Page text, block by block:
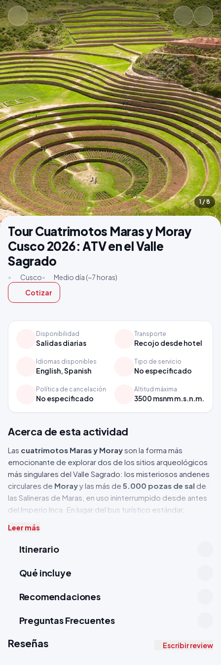
1 / 8
Tour Cuatrimotos Maras y Moray
Cusco 2026: ATV en el Valle
Sagrado
• Cusco•
Medio día (~7 horas)
Cotizar
Disponibilidad
Salidas diarias
Transporte
Recojo desde hotel
Idiomas disponibles
English, Spanish
Tipo de servicio
No especificado
Política de cancelación
No especificado
Altitud máxima
3500 msnm m.s.n.m.
Acerca de esta actividad
Las cuatrimotos Maras y Morayson la forma más
emocionante de explorar dos de los sitios arqueológicos
más singulares del Valle Sagrado: los misteriosos andenes
circulares de Morayy las más de 5.000 pozas de sal de
las Salineras de Maras, en uso ininterrumpido desde antes
del Imperio Inca. En lugar del bus turístico estándar,
a bordo de una
los nevados Verónica (5.682 msnm) y Chicón (5.530
experiencia previa necesaria.
Para quienes buscan
circuito más completo: combina el tramo de mayor belleza
con dos sitios arqueológicos de primera línea que la
mayoría de grupos turísticos estándar ven desde el
ventanal de un minibús. En ATV los ves desde adentro, a tu
Leer más
Itinerario
Qué incluye
Recomendaciones
Preguntas Frecuentes
Reseñas Escribir review